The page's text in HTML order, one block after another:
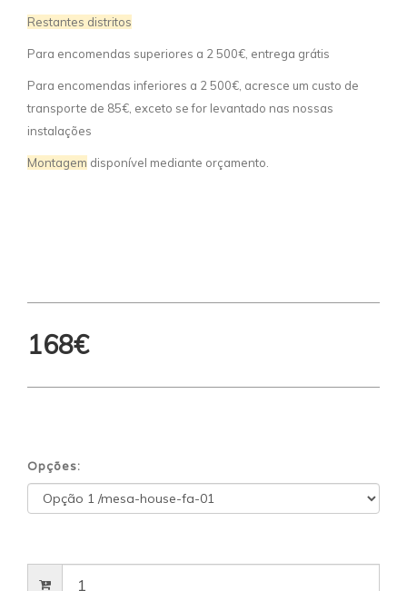
Restantes distritos
Para encomendas superiores a 2 500€, entrega grátis
Para encomendas inferiores a 2 500€, acresce um custo de
transporte de 85€, exceto se for levantado nas nossas
instalações
Montagem disponível mediante orçamento.
168€
Opções: